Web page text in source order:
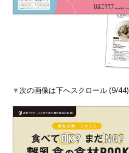
▼次の画像は下へスクロール (9/44)